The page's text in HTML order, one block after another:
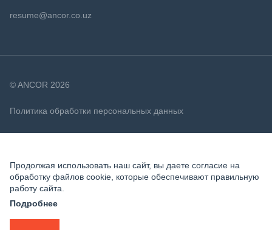
resume@ancor.co.uz
© ANCOR 2026
Политика обработки персональных данных
Продолжая использовать наш сайт, вы даете согласие на
обработку файлов cookie, которые обеспечивают правильную
работу сайта.
Подробнее